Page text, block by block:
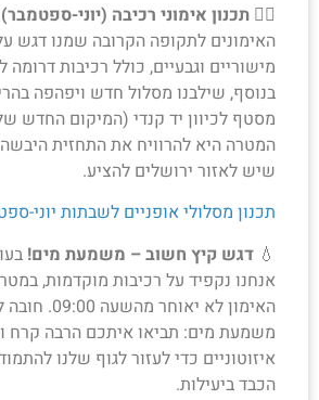
🚴‍♂️ תכנון אימוני רכיבה (יוני-
האימונים לתקופה הקרובה שמנו דגש
מישוריים וגבעיים, כולל רכיבות דרומה
בנוסף, שילבנו מסלול חדש ויפהפה
מסטף לכיוון יד קנדי (המיקום החדש
המטרה היא להרוויח את התחזית היבשה
שיש לאזור ירושלים להציע.
תכנון מסלולי אופניים לשבתות יוני-
💧 דגש קיץ חשוב – משמעת מים!
אנחנו נקפיד על רכיבות מוקדמות,
האימון לא יאוחר
משמעת מים: תביאו איתכם הרבה קרח
איזוטוניים כדי לעזור לגוף שלנו
הכבד ביעילות.